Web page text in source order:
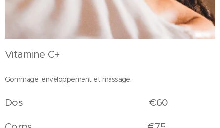
Vitamine C+
Gommage, enveloppement et massage.
Dos €60